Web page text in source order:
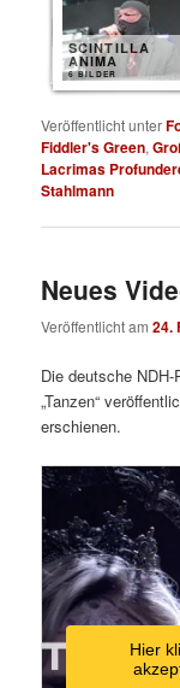
SCINTILLA
ANIMA
6 BILDER
Veröffentlicht unter
Fiddler's Green,
Lacrimas
Stahlmann
Neues
Veröffentlicht am24.
Die deutsche
„Tanzen“
erschienen.
Hier